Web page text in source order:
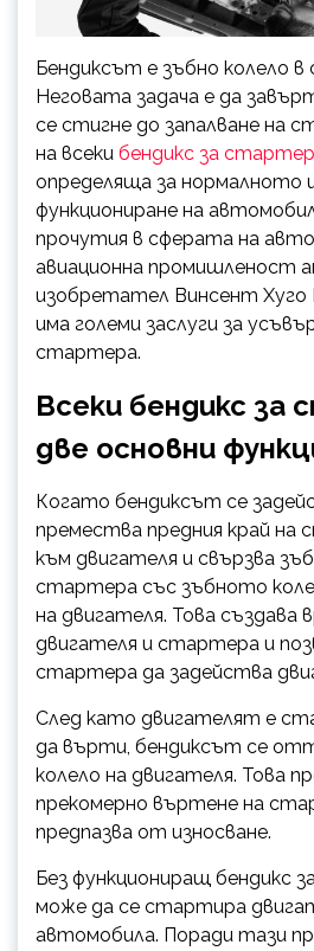
Бендиксът е зъбно колело
Неговата задача е да
се стигне до запалване на
на всеки бендикс за стартер
определяща за нормалното
функциониране на
прочутия в сферата на
авиационна промишленост
изобретател Винсент Хуго
има големи заслуги за
стартера.
Всеки бендикс за
две основни
Когато бендиксът се
премества предния край на
към двигателя и свързва
стартера със зъбното
на двигателя. Това създава
двигателя и стартера и
стартера да задейства
След като двигателят е
да върти, бендиксът се
колело на двигателя. Това
прекомерно въртене на
предпазва от износване.
Без функциониращ бендикс
може да се стартира
автомобила. Поради тази